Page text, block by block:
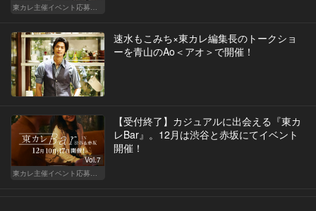
東カレ主催イベント応募詳細記事一覧
速水もこみち×東カレ編集長のトークショ
ーを青山のAo＜アオ＞で開催！
Vol.7
東カレ主催イベント応募詳細記事一覧
【受付終了】カジュアルに出会える『東カ
レBar』。12月は渋谷と赤坂にてイベント
開催！